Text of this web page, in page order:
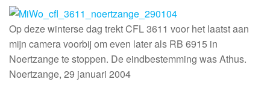
Op deze winterse dag trekt CFL 3611 voor het laatst aan
mijn camera voorbij om even later als RB 6915 in
Noertzange te stoppen. De eindbestemming was Athus.
Noertzange, 29 januari 2004